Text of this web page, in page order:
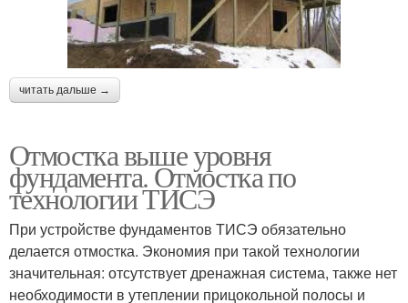
читать дальше →
Отмостка выше уровня
фундамента. Отмостка по
технологии ТИСЭ
При устройстве фундаментов ТИСЭ обязательно
делается отмостка. Экономия при такой технологии
значительная: отсутствует дренажная система, также нет
необходимости в утеплении прицокольной полосы и